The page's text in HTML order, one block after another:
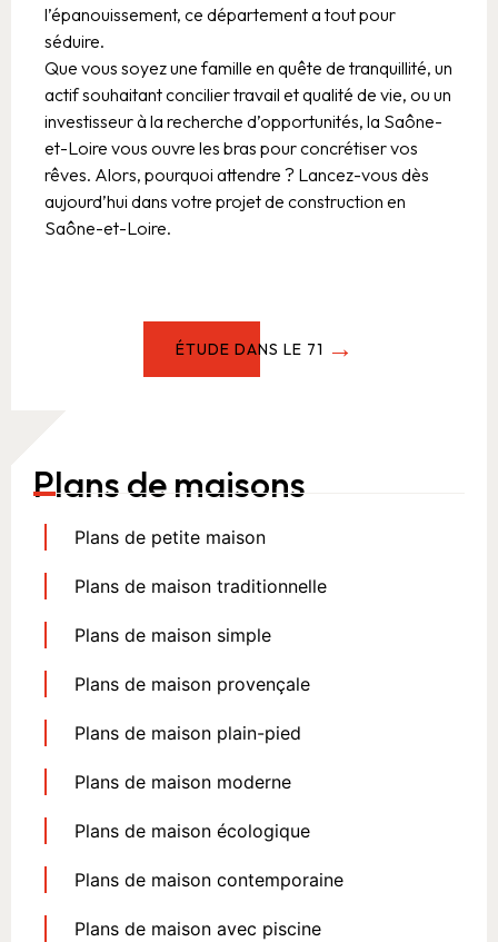
l’épanouissement, ce département a tout pour
séduire.
Que vous soyez une famille en quête de tranquillité, un
actif souhaitant concilier travail et qualité de vie, ou un
investisseur à la recherche d’opportunités, la Saône-
et-Loire vous ouvre les bras pour concrétiser vos
rêves. Alors, pourquoi attendre ? Lancez-vous dès
aujourd’hui dans votre projet de construction en
Saône-et-Loire.
ÉTUDE DANS LE 71
Plans de maisons
Plans de petite maison
Plans de maison traditionnelle
Plans de maison simple
Plans de maison provençale
Plans de maison plain-pied
Plans de maison moderne
Plans de maison écologique
Plans de maison contemporaine
Plans de maison avec piscine